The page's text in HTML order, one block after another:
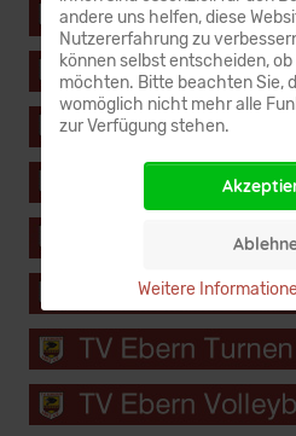
andere uns helfen, diese
Nutzererfahrung zu
können selbst entscheiden,
möchten. Bitte beachten Sie,
womöglich nicht mehr alle
zur Verfügung stehen.
Weitere